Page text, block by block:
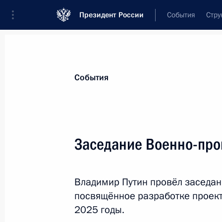
Президент России События
Поездка в Ижевск
20 сентября 2016 года
События
Заседание Военно-
Владимир Путин провёл
посвящённое разработке
2025 годы.